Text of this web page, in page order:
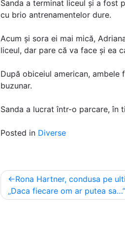
Sanda a terminat liceul și a fost
cu brio antrenamentelor dure.
Acum și sora ei mai mică,
liceul, dar pare că va face și ea
După obiceiul american,
buzunar.
Sanda a lucrat într-o parcare, în
Posted in Diverse
Post
navigation
Rona Hartner, condusa pe
„Daca fiecare om ar putea sa…”